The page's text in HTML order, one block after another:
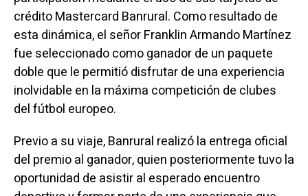
crédito Mastercard Banrural. Como resultado de
esta dinámica, el señor Franklin Armando Martínez
fue seleccionado como ganador de un paquete
doble que le permitió disfrutar de una experiencia
inolvidable en la máxima competición de clubes
del fútbol europeo.
Previo a su viaje, Banrural realizó la entrega oficial
del premio al ganador, quien posteriormente tuvo la
oportunidad de asistir al esperado encuentro